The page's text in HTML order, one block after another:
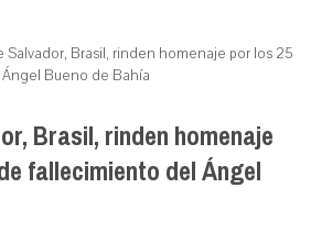
Salvador, Brasil, rinden homenaje por los 25
Bueno de Bahía
Brasil, rinden homenaje
fallecimiento del Ángel